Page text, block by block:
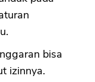
bisa
izinnya.